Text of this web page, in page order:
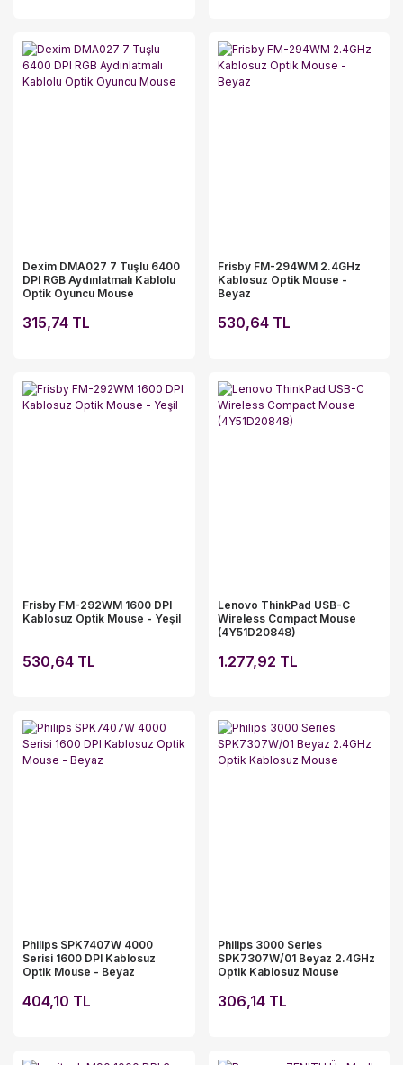
Dexim DMA027 7 Tuşlu 6400
DPI RGB Aydınlatmalı Kablolu
Optik Oyuncu Mouse
315,74 TL
Frisby FM-294WM 2.4GHz
Kablosuz Optik Mouse -
Beyaz
530,64 TL
Frisby FM-292WM 1600 DPI
Kablosuz Optik Mouse - Yeşil
530,64 TL
Lenovo ThinkPad USB-C
Wireless Compact Mouse
(4Y51D20848)
1.277,92 TL
Philips SPK7407W 4000
Serisi 1600 DPI Kablosuz
Optik Mouse - Beyaz
404,10 TL
Philips 3000 Series
SPK7307W/01 Beyaz 2.4GHz
Optik Kablosuz Mouse
306,14 TL